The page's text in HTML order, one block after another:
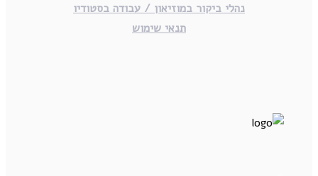
נהלי ביקור במוזיאון / עבודה בסטודיו
תנאי שימוש